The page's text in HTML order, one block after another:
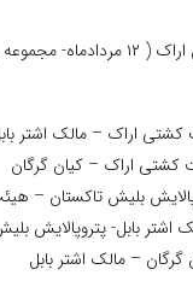
کشتی اراک – مالک اشتر
کشتی اراک – کیان گرگان
بلیش تاکستان –
اشتر بابل- پتروپالایش
گرگان – مالک اشتر بابل
ویدیو؛ باخت امین کاویانی